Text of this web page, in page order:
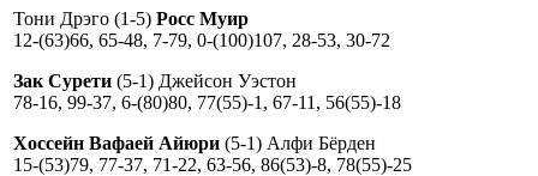
Тони Дрэго (1-5) Росс Муир
12-(63)66, 65-48, 7-79, 0-(100)107, 28-53, 30-72
Зак Сурети (5-1) Джейсон Уэстон
78-16, 99-37, 6-(80)80, 77(55)-1, 67-11, 56(55)-18
Хоссейн Вафаей Айюри (5-1) Алфи Бёрден
15-(53)79, 77-37, 71-22, 63-56, 86(53)-8, 78(55)-25